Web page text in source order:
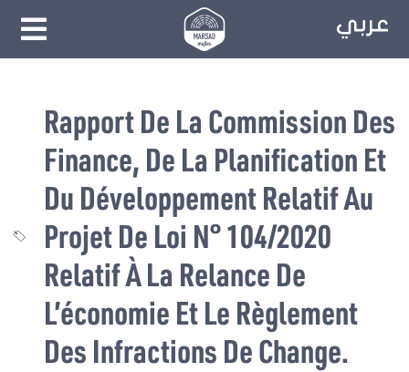
Rapport De La Commission Des
Finance, De La Planification Et
Du Développement Relatif Au
Projet De Loi N° 104/2020
Relatif À La Relance De
L’économie Et Le Règlement
Des Infractions De Change.